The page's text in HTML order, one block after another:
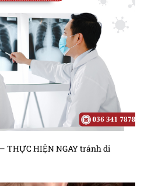
THỰC HIỆN NGAY tránh di